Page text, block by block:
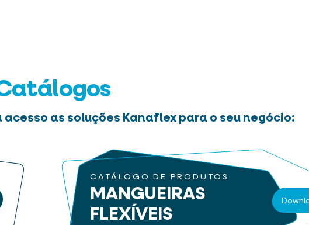
as soluções Kanaflex para o seu negócio:
CATÁLOGO DE PRODUTOS
MANGUEIRAS
FLEXÍVEIS